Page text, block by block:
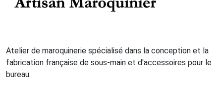
Atelier de maroquinerie spécialisé dans la conception et la
fabrication française de sous-main et d'accessoires pour le
bureau.